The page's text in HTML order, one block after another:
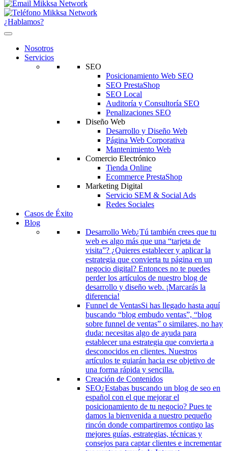
¿Hablamos?
Nosotros
Servicios
SEO
Posicionamiento Web SEO
SEO PrestaShop
SEO Local
Auditoría y Consultoría SEO
Penalizaciones SEO
Diseño Web
Desarrollo y Diseño Web
Página Web Corporativa
Mantenimiento Web
Comercio Electrónico
Tienda Online
Ecommerce PrestaShop
Marketing Digital
Servicio SEM & Social Ads
Redes Sociales
Casos de Éxito
Blog
Desarrollo Web¿Tú también crees que tu
web es algo más que una “tarjeta de
visita”? ¿Quieres establecer y aplicar la
estrategia que convierta tu página en un
negocio digital? Entonces no te puedes
perder los artículos de nuestro blog de
desarrollo y diseño web. ¡Marcarás la
diferencia!
Funnel de VentasSi has llegado hasta aquí
buscando “blog embudo ventas”, “blog
sobre funnel de ventas” o similares, no hay
duda: necesitas algo de ayuda para
establecer una estrategia que convierta a
desconocidos en clientes. Nuestros
artículos te guiarán hacia ese objetivo de
una forma rápida y sencilla.
Creación de Contenidos
SEO¿Estabas buscando un blog de seo en
español con el que mejorar el
posicionamiento de tu negocio? Pues te
damos la bienvenida a nuestro pequeño
rincón donde compartiremos contigo las
mejores guías, estrategias, técnicas y
consejos para captar clientes e incrementar